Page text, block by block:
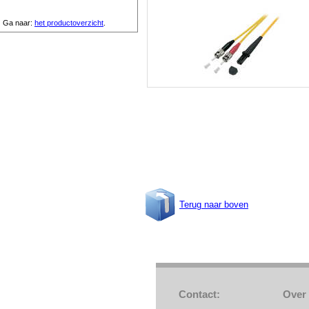
Terug naar boven
Ga naar: het productoverzicht
Contact: Over